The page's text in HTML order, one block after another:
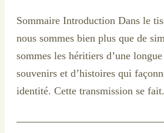
Sommaire Introduction Dans le
nous sommes bien plus que de
sommes les héritiers d’une
souvenirs et d’histoires qui
identité. Cette transmission se